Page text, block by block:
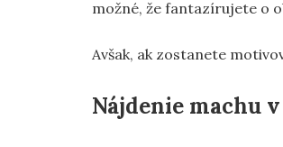
možné, že fantazírujete o
Avšak, ak zostanete
Nájdenie machu